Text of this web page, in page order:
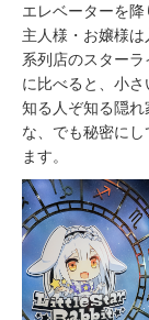
エレベーターを
主人様・お嬢様は
系列店のスターラ
に比べると、小さ
知る人ぞ知る隠
な、でも秘密に
ます。